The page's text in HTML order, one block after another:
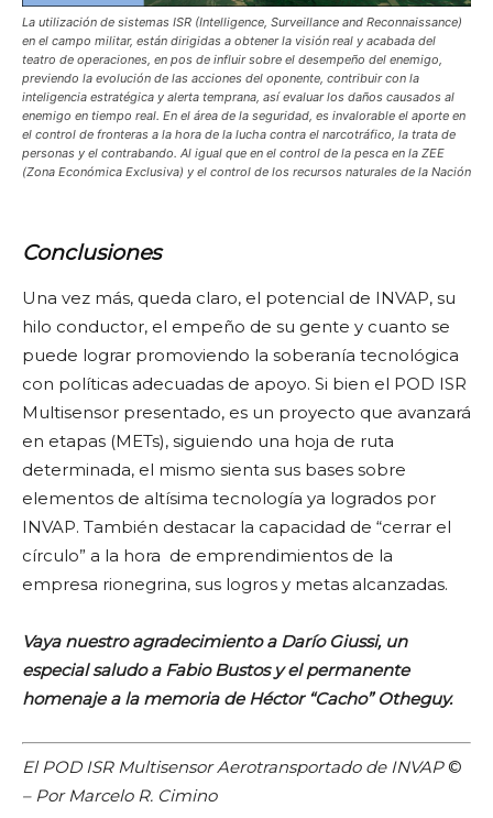
La utilización de sistemas ISR (Intelligence, Surveillance and Reconnaissance)
en el campo militar, están dirigidas a obtener la visión real y acabada del
teatro de operaciones, en pos de influir sobre el desempeño del enemigo,
previendo la evolución de las acciones del oponente, contribuir con la
inteligencia estratégica y alerta temprana, asíevaluar los daños causados al
enemigo en tiempo real. En el área de la seguridad, es invalorable el aporte en
el control de fronteras a la hora de la lucha contra el narcotráfico, la trata de
personas y el contrabando. Al igual que en el control de la pesca en la ZEE
(Zona Económica Exclusiva) y el control de los recursos naturales de la Nación
Conclusiones
Una vez más, queda claro, el potencial de INVAP, su
hilo conductor, el empeño de su gente y cuanto se
puede lograr promoviendo la soberanía tecnológica
con políticas adecuadas de apoyo. Si bien el POD ISR
Multisensor presentado, es un proyecto que avanzará
en etapas (METs), siguiendo una hoja de ruta
determinada, el mismo sienta sus bases sobre
elementos de altísima tecnología ya logrados por
INVAP. También destacar la capacidad de “cerrar el
círculo” a la hora de emprendimientos de la
empresa rionegrina, sus logros y metas alcanzadas.
Vaya nuestro agradecimiento a Darío Giussi, un
especial saludo a Fabio Bustos y el permanente
homenaje a la memoria de Héctor “Cacho” Otheguy.
El POD ISR Multisensor Aerotransportado de INVAP ©
– Por Marcelo R. Cimino